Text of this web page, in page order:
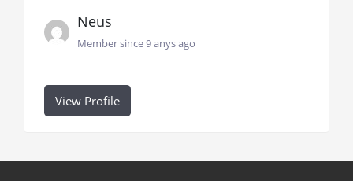
Neus
Member since 9 anys ago
View Profile